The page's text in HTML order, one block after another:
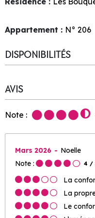
Appartement : N° 206
DISPONIBILITÉS
AVIS
Note :
Mars 2026
Noelle
Note :
4 /
La
La
Le